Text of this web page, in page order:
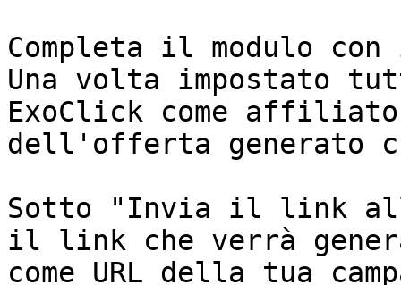
Completa il modulo
Una volta impostato
ExoClick come
dell'offerta generato
Sotto "Invia il link
il link che verrà
come URL della tua